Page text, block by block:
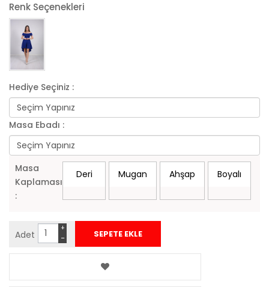
Renk Seçenekleri
Hediye Seçiniz :
Masa Ebadı :
Masa
Kaplaması
:
Deri Mugan Ahşap Boyalı
Adet −
+